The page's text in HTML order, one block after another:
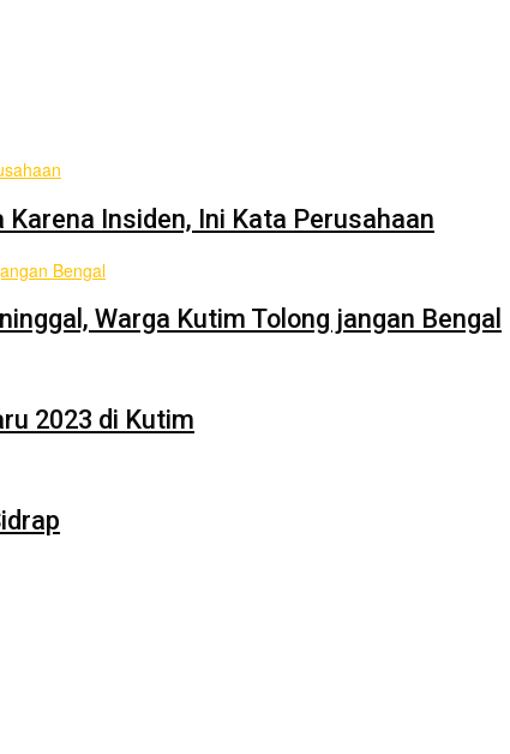
Insiden, Ini Kata Perusahaan
Warga Kutim Tolong jangan Bengal
2023 di Kutim